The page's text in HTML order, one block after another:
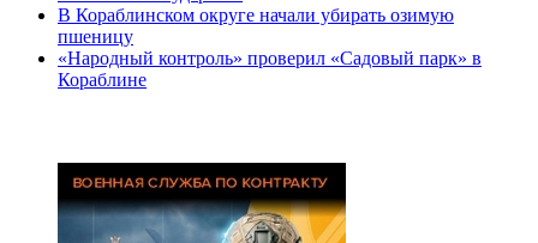
В Кораблинском округе начали убирать озимую
пшеницу
«Народный контроль» проверил «Садовый парк» в
Кораблине